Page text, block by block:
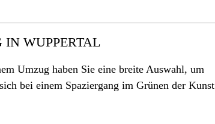
WUPPERTAL
Umzug haben Sie eine breite Auswahl, um
bei einem Spaziergang im Grünen der Kunst